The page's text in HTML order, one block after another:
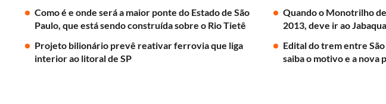
Como é e onde será a maior ponte do Estado de São
Paulo, que está sendo construída sobre o Rio Tietê
Quando o Monotrilho
2013, deve ir ao
Projeto bilionário prevê reativar ferrovia que liga
interior ao litoral de SP
Edital do trem entre
saiba o motivo e a nova